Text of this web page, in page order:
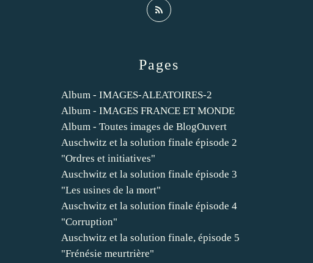
Pages
Album - IMAGES-ALEATOIRES-2
Album - IMAGES FRANCE ET MONDE
Album - Toutes images de BlogOuvert
Auschwitz et la solution finale épisode 2
"Ordres et initiatives"
Auschwitz et la solution finale épisode 3
"Les usines de la mort"
Auschwitz et la solution finale épisode 4
"Corruption"
Auschwitz et la solution finale, épisode 5
"Frénésie meurtrière"